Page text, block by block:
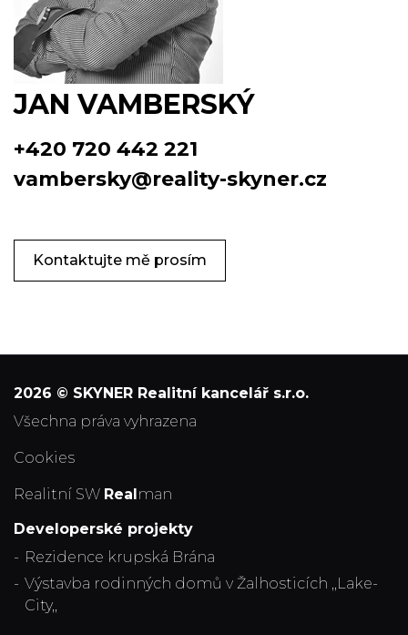
JAN VAMBERSKÝ
+420 720 442 221
vambersky@reality-skyner.cz
Kontaktujte mě prosím
2026 © SKYNER Realitní kancelář s.r.o.
všechna práva vyhrazena
Cookies
Realitní SW Real man
Developerské projekty
Rezidence krupská Brána
Výstavba rodinných domů v Žalhosticích ,,Lake-
City,,